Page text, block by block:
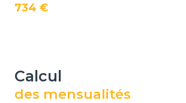
734 €
calcul
des mensualités